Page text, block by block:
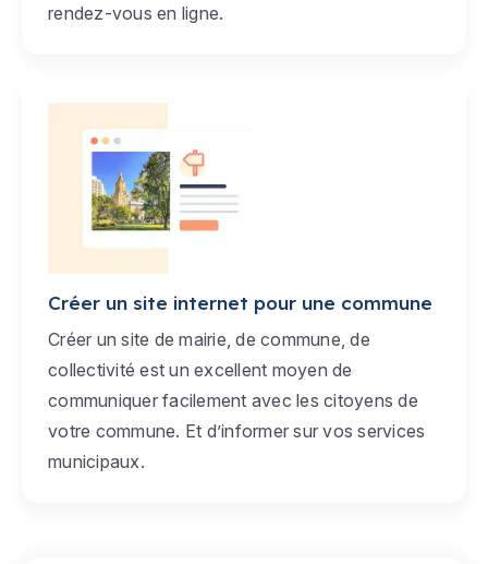
rendez-vous en ligne.
Créer un site internet pour une commune
Créer un site de mairie, de commune, de
collectivité est un excellent moyen de
communiquer facilement avec les citoyens de
votre commune. Et d’informer sur vos services
municipaux.